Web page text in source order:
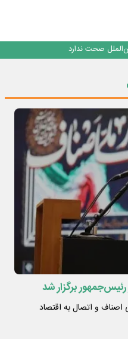
می‌کند
برگزار شد
اصناف و اتصال به اقتصاد